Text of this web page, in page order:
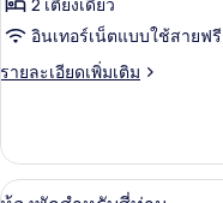
คอมฟอร์ท
ทวิน
2 เตียงเดี่ยว
อินเทอร์เน็ตแบบใช้สายฟรี
รายละเอียดเพิ่มเติม
ราย
เกี่ยว
กับ
เปิด